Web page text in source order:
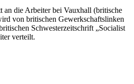
an die Arbeiter bei Vauxhall (britische
von britischen Gewerkschaftslinken
Schwesterzeitschrift „Socialist
verteilt.